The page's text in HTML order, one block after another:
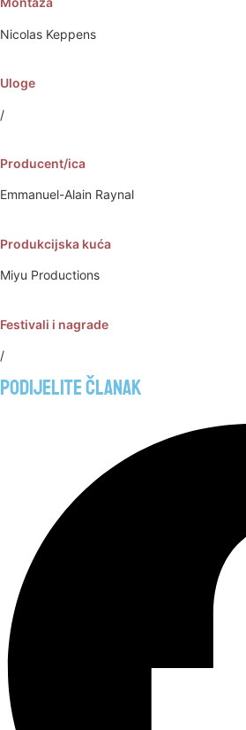
Nicolas Keppens
Uloge
/
Producent/ica
Emmanuel-Alain Raynal
Produkcijska kuća
Miyu Productions
Festivali i nagrade
/
Podijelite članak